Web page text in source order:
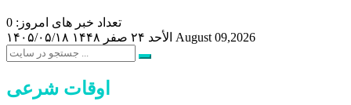
تعداد خبر های امروز: 0
۱۴۰۵/۰۵/۱۸
الأحد ۲۴ صفر ۱۴۴۸ August 09,2026
اوقات شرعی